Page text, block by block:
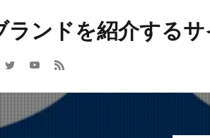
ンドを紹介するサ
リア インポート インポートブランド
ート ストリート
トマーチン テック デニム トラッド
ュース バイカー バッグ パンク